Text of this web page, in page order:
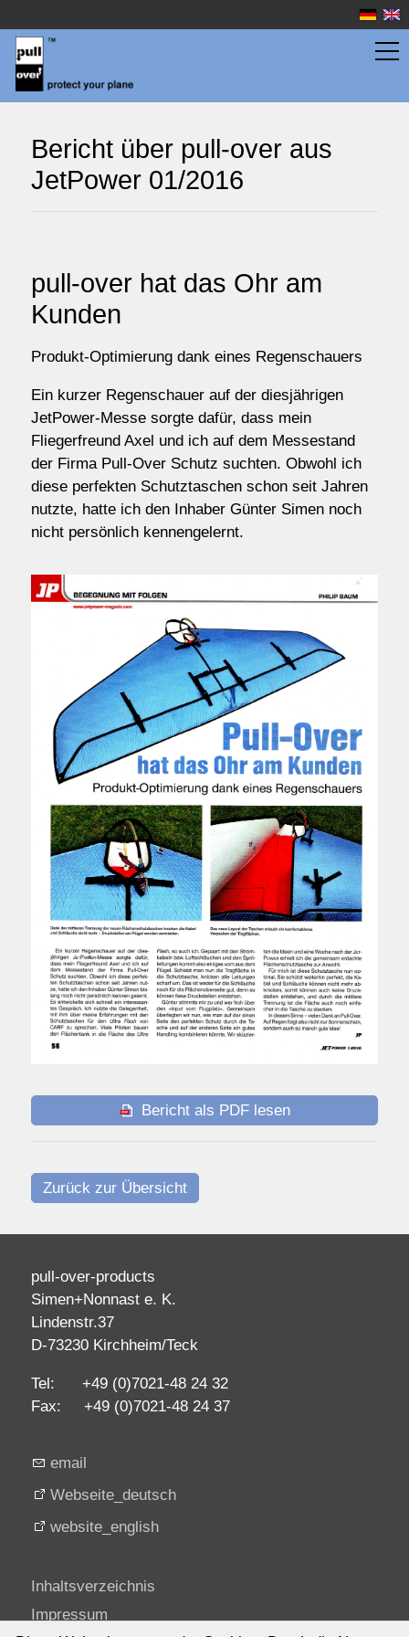
Flächentaschen
Rumpftaschen
Preise
Kontakt/Order
Anfahrt
Bericht über pull-over aus
JetPower 01/2016
pull-over hat das Ohr am
Kunden
Produkt-Optimierung dank eines Regenschauers
Ein kurzer Regenschauer auf der diesjährigen
JetPower-Messe sorgte dafür, dass mein
Fliegerfreund Axel und ich auf dem Messestand
der Firma Pull-Over Schutz suchten. Obwohl ich
diese perfekten Schutztaschen schon seit Jahren
nutzte, hatte ich den Inhaber Günter Simen noch
nicht persönlich kennengelernt.
Bericht als PDF lesen
Zurück zur Übersicht
pull-over-products
Simen+Nonnast e. K.
Lindenstr.37
D-73230 Kirchheim/Teck
Tel: +49 (0)7021-48 24 32
Fax: +49 (0)7021-48 24 37
email
Webseite_deutsch
website_english
Inhaltsverzeichnis
Impressum